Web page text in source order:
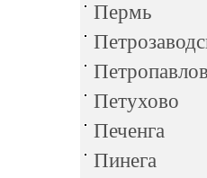
Пермь
Петухово
Печенга
Пинега